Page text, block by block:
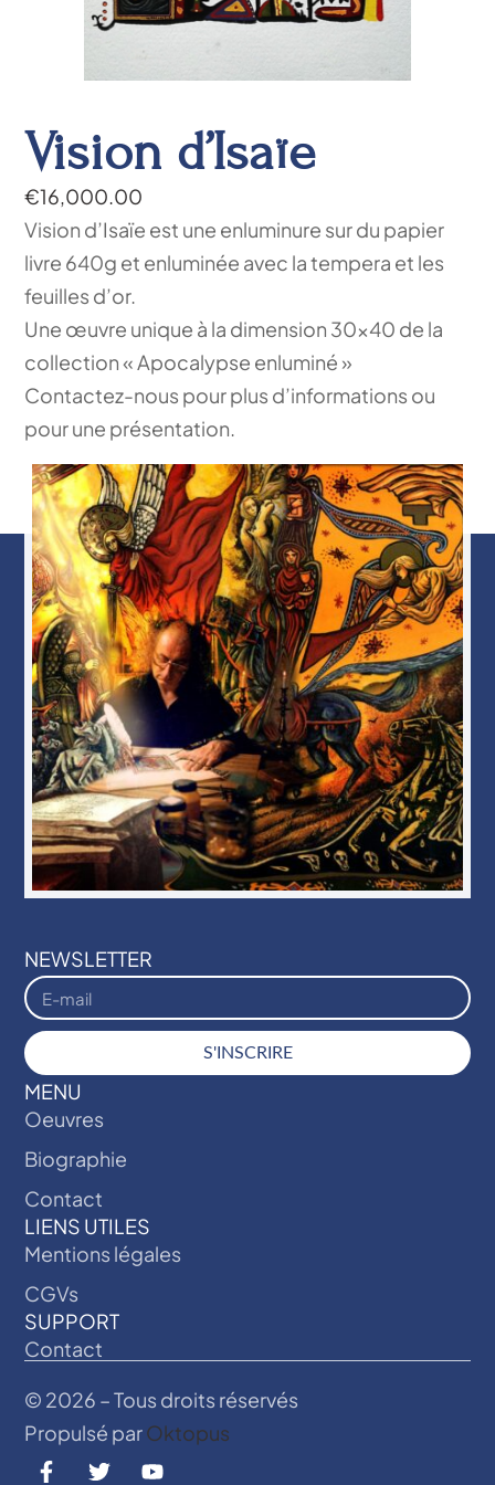
Vision d’Isaïe
€16,000.00
Vision d’Isaïe est une enluminure sur du papier
livre 640g et enluminée avec la tempera et les
feuilles d’or.
Une œuvre unique à la dimension 30×40 de la
collection « Apocalypse enluminé »
Contactez-nous pour plus d’informations ou
pour une présentation.
NEWSLETTER
S'INSCRIRE
MENU
Oeuvres
Biographie
Contact
LIENS UTILES
Mentions légales
CGVs
SUPPORT
Contact
© 2026 – Tous droits réservés
Propulsé parOktopus